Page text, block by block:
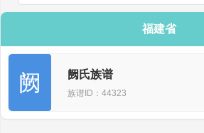
福建省
阙 阙氏族谱
族谱ID：44323